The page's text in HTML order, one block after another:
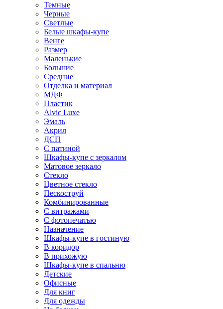
Темные
Черные
Светлые
Белые шкафы-купе
Венге
Размер
Маленькие
Большие
Средние
Отделка и материал
МДФ
Пластик
Alvic Luxe
Эмаль
Акрил
ДСП
С патиной
Шкафы-купе с зеркалом
Матовое зеркало
Стекло
Цветное стекло
Пескоструй
Комбинированные
С витражами
С фотопечатью
Назначение
Шкафы-купе в гостиную
В коридор
В прихожую
Шкафы-купе в спальню
Детские
Офисные
Для книг
Для одежды